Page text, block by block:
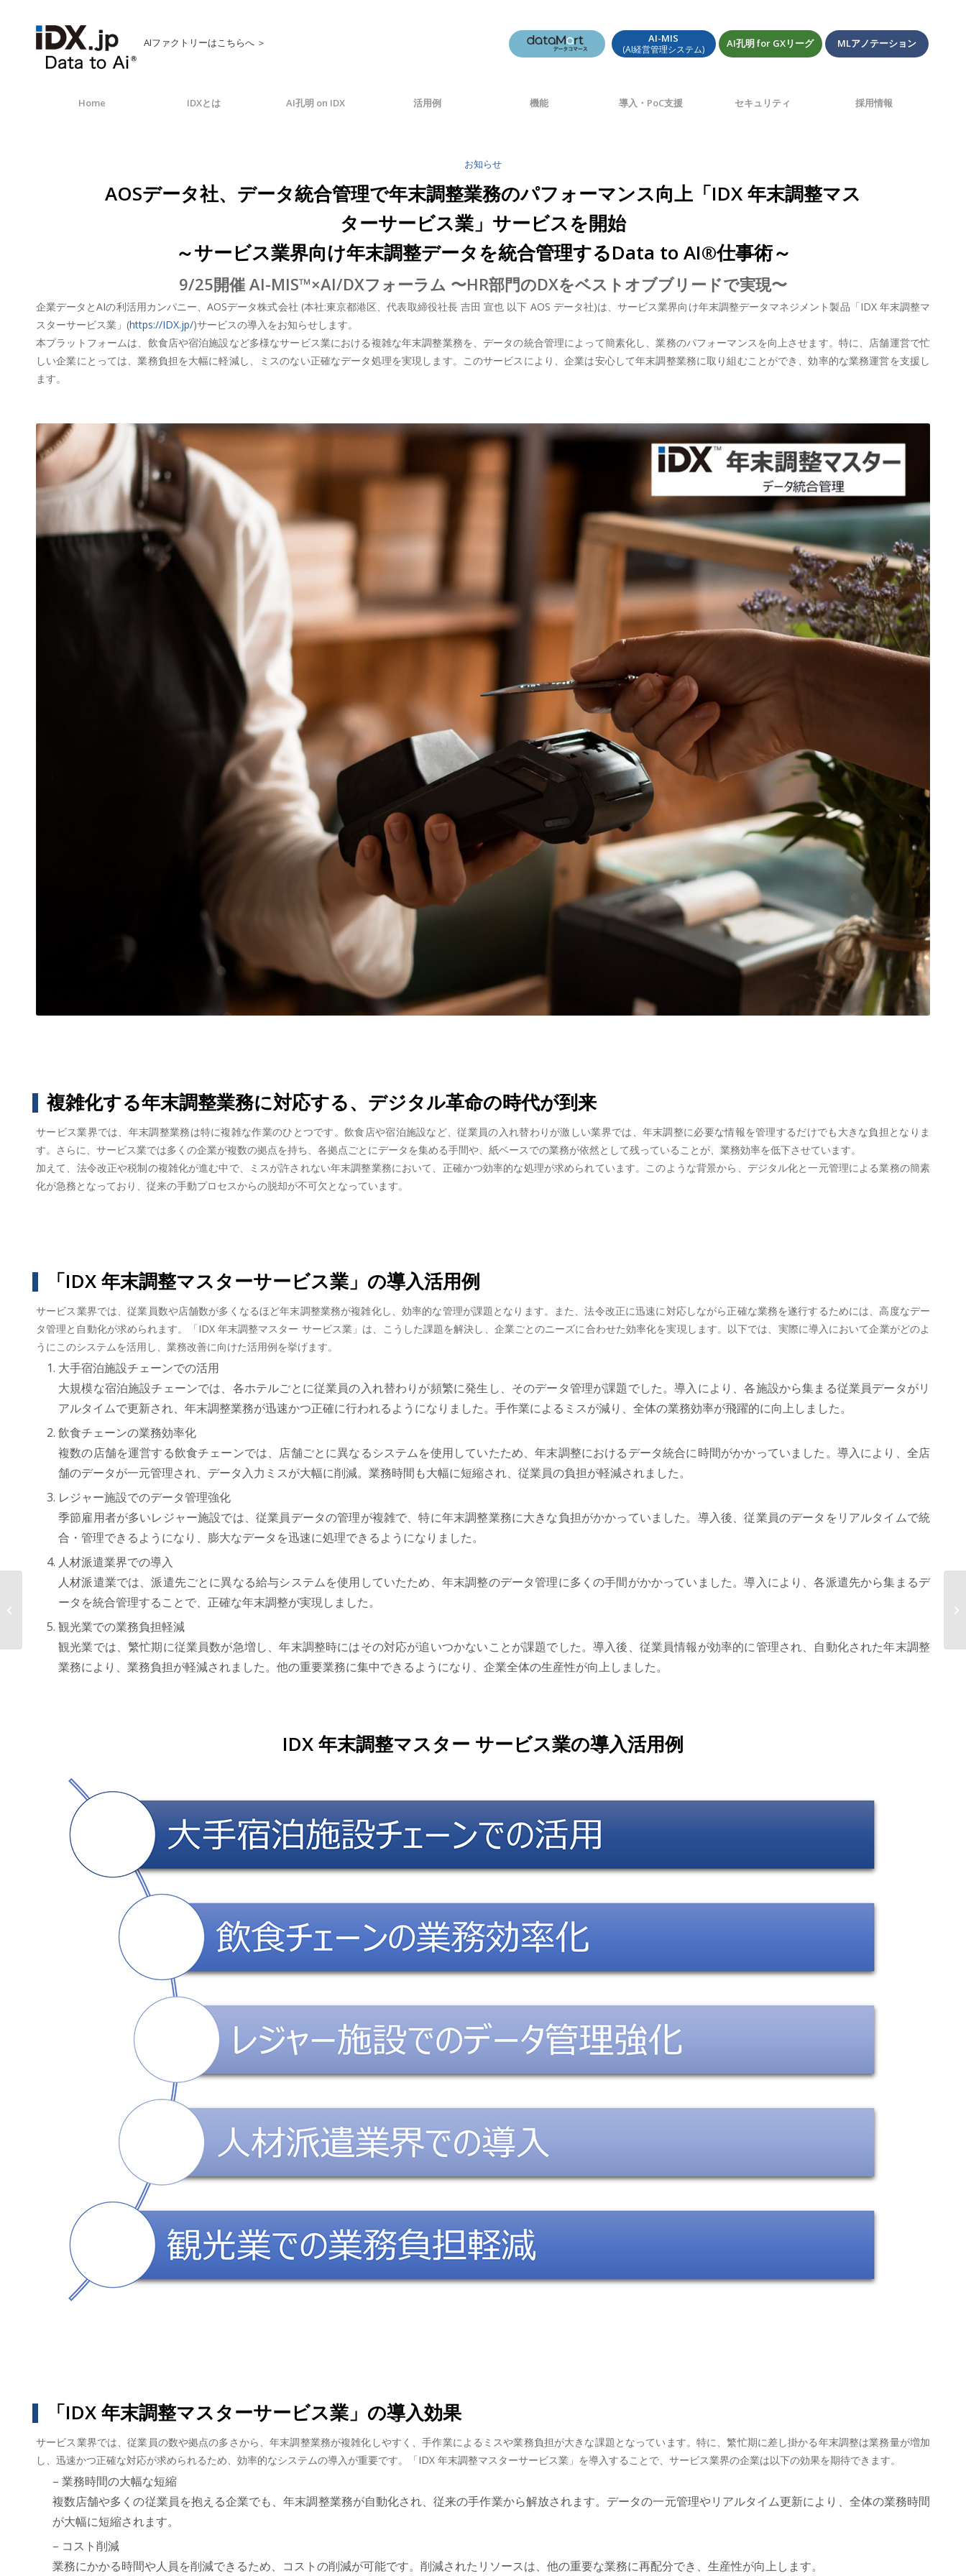
AIファクトリーはこちらへ ＞ AI-MIS
(AI経営管理システム) AI孔明 for GXリーグ MLアノテーション
Home IDXとは AI孔明 on IDX 活用例 機能 導入・PoC支援 セキュリティ 採用情報
お知らせ
AOSデータ社、データ統合管理で年末調整業務のパフォーマンス向上「IDX 年末調整マス
ターサービス業」サービスを開始
～サービス業界向け年末調整データを統合管理するData to AI®仕事術～
9/25開催 AI-MIS™×AI/DXフォーラム 〜HR部門のDXをベストオブブリードで実現〜
企業データとAIの利活用カンパニー、AOSデータ株式会社 (本社:東京都港区、代表取締役社長 吉田 宣也 以下 AOS データ社)は、サービス業界向け年末調整データマネジメント製品「IDX 年末調整マ
スターサービス業」(https://IDX.jp/)サービスの導入をお知らせします。
本プラットフォームは、飲食店や宿泊施設など多様なサービス業における複雑な年末調整業務を、データの統合管理によって簡素化し、業務のパフォーマンスを向上させます。特に、店舗運営で忙
しい企業にとっては、業務負担を大幅に軽減し、ミスのない正確なデータ処理を実現します。このサービスにより、企業は安心して年末調整業務に取り組むことができ、効率的な業務運営を支援し
ます。
複雑化する年末調整業務に対応する、デジタル革命の時代が到来
サービス業界では、年末調整業務は特に複雑な作業のひとつです。飲食店や宿泊施設など、従業員の入れ替わりが激しい業界では、年末調整に必要な情報を管理するだけでも大きな負担となりま
す。さらに、サービス業では多くの企業が複数の拠点を持ち、各拠点ごとにデータを集める手間や、紙ベースでの業務が依然として残っていることが、業務効率を低下させています。
加えて、法令改正や税制の複雑化が進む中で、ミスが許されない年末調整業務において、正確かつ効率的な処理が求められています。このような背景から、デジタル化と一元管理による業務の簡素
化が急務となっており、従来の手動プロセスからの脱却が不可欠となっています。
「IDX 年末調整マスターサービス業」の導入活用例
サービス業界では、従業員数や店舗数が多くなるほど年末調整業務が複雑化し、効率的な管理が課題となります。また、法令改正に迅速に対応しながら正確な業務を遂行するためには、高度なデー
タ管理と自動化が求められます。「IDX 年末調整マスター サービス業」は、こうした課題を解決し、企業ごとのニーズに合わせた効率化を実現します。以下では、実際に導入において企業がどのよ
うにこのシステムを活用し、業務改善に向けた活用例を挙げます。
大手宿泊施設チェーンでの活用
大規模な宿泊施設チェーンでは、各ホテルごとに従業員の入れ替わりが頻繁に発生し、そのデータ管理が課題でした。導入により、各施設から集まる従業員データがリ
アルタイムで更新され、年末調整業務が迅速かつ正確に行われるようになりました。手作業によるミスが減り、全体の業務効率が飛躍的に向上しました。
飲食チェーンの業務効率化
複数の店舗を運営する飲食チェーンでは、店舗ごとに異なるシステムを使用していたため、年末調整におけるデータ統合に時間がかかっていました。導入により、全店
舗のデータが一元管理され、データ入力ミスが大幅に削減。業務時間も大幅に短縮され、従業員の負担が軽減されました。
レジャー施設でのデータ管理強化
季節雇用者が多いレジャー施設では、従業員データの管理が複雑で、特に年末調整業務に大きな負担がかかっていました。導入後、従業員のデータをリアルタイムで統
合・管理できるようになり、膨大なデータを迅速に処理できるようになりました。
人材派遣業界での導入
人材派遣業では、派遣先ごとに異なる給与システムを使用していたため、年末調整のデータ管理に多くの手間がかかっていました。導入により、各派遣先から集まるデ
ータを統合管理することで、正確な年末調整が実現しました。
観光業での業務負担軽減
観光業では、繁忙期に従業員数が急増し、年末調整時にはその対応が追いつかないことが課題でした。導入後、従業員情報が効率的に管理され、自動化された年末調整
業務により、業務負担が軽減されました。他の重要業務に集中できるようになり、企業全体の生産性が向上しました。
IDX 年末調整マスター サービス業の導入活用例
「IDX 年末調整マスターサービス業」の導入効果
サービス業界では、従業員の数や拠点の多さから、年末調整業務が複雑化しやすく、手作業によるミスや業務負担が大きな課題となっています。特に、繁忙期に差し掛かる年末調整は業務量が増加
し、迅速かつ正確な対応が求められるため、効率的なシステムの導入が重要です。「IDX 年末調整マスターサービス業」を導入することで、サービス業界の企業は以下の効果を期待できます。
– 業務時間の大幅な短縮
複数店舗や多くの従業員を抱える企業でも、年末調整業務が自動化され、従来の手作業から解放されます。データの一元管理やリアルタイム更新により、全体の業務時間
が大幅に短縮されます。
– コスト削減
業務にかかる時間や人員を削減できるため、コストの削減が可能です。削減されたリソースは、他の重要な業務に再配分でき、生産性が向上します。
AOSデータ社「第２回AI-MIS×AI/DXフ
ォーラム September part I」開催レ
〜データドリブン、AIドリブンによる
経営戦略と営業戦略を学ぶ〜